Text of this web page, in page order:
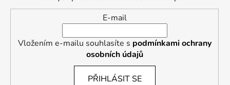
E-mail
Vložením e-mailu souhlasíte s podmínkami ochrany
osobních údajů
PŘIHLÁSIT SE